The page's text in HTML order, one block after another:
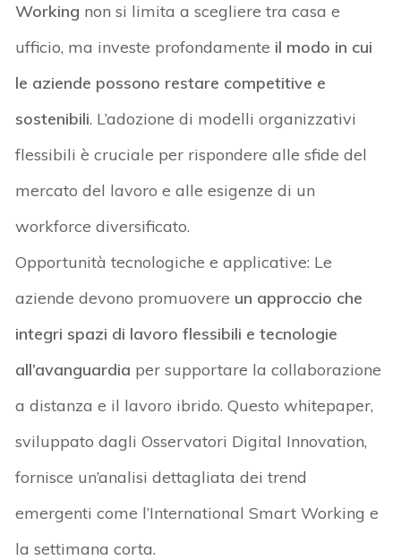
Working non si limita a scegliere tra casa e
ufficio, ma investe profondamente il modo in cui
le aziende possono restare competitive e
sostenibili. L’adozione di modelli organizzativi
flessibili è cruciale per rispondere alle sfide del
mercato del lavoro e alle esigenze di un
workforce diversificato.
Opportunità tecnologiche e applicative: Le
aziende devono promuovere un approccio che
integri spazi di lavoro flessibili e tecnologie
all’avanguardia per supportare la collaborazione
a distanza e il lavoro ibrido. Questowhitepaper,
sviluppato dagli Osservatori Digital Innovation,
fornisce un’analisi dettagliatadei trend
emergenti come l’International Smart Working e
la settimana corta.